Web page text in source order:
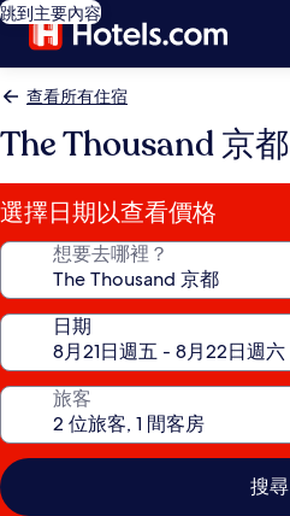
跳到主要內容
查看所有住宿
The Thousand 京都
選擇日期以查看價格
想要去哪裡？
日期
旅客
搜尋